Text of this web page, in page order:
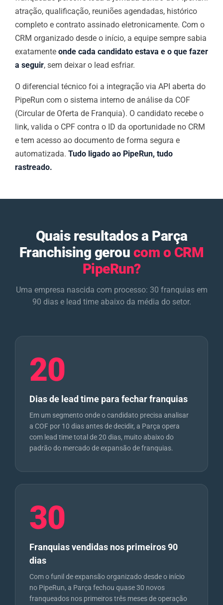
atração, qualificação, reuniões agendadas, histórico
completo e contrato assinado eletronicamente. Com o
CRM organizado desde o início, a equipe sempre sabia
exatamente onde cada candidato estava e o que fazer
a seguir, sem deixar o lead esfriar.
O diferencial técnico foi a integração via API aberta do
PipeRun com o sistema interno de análise da COF
(Circular de Oferta de Franquia). O candidato recebe o
link, valida o CPF contra o ID da oportunidade no CRM
e tem acesso ao documento de forma segura e
automatizada. Tudo ligado ao PipeRun, tudo
rastreado.
Quais resultados a Parça
Franchising gerou com o CRM
PipeRun?
Uma empresa nascida com processo: 30 franquias em
90 dias e lead time abaixo da média do setor.
20
Dias de lead time para fechar franquias
Em um segmento onde o candidato precisa analisar
a COF por 10 dias antes de decidir, a Parça opera
com lead time total de 20 dias, muito abaixo do
padrão do mercado de expansão de franquias.
30
Franquias vendidas nos primeiros 90
dias
Com o funil de expansão organizado desde o início
no PipeRun, a Parça fechou quase 30 novos
franqueados nos primeiros três meses de operação